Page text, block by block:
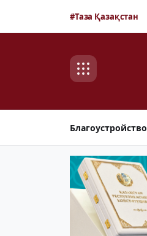
#Таза Қазақстан
Благоустройство